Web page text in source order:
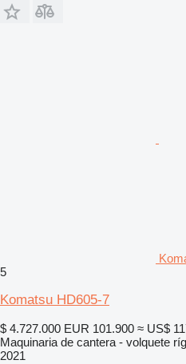
5
Komatsu HD605-7
$ 4.727.000 EUR 101.900 ≈ US$
Maquinaria de cantera - volquete
2021